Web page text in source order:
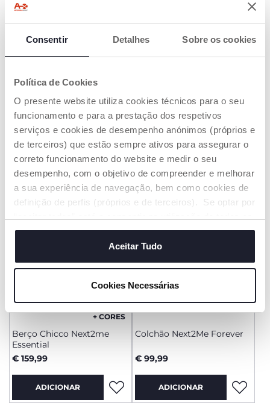
Consentir Detalhes Sobre os cookies
Política de Cookies
O presente website utiliza cookies técnicos para o seu
funcionamento e para a prestação dos respetivos
serviços e cookies de desempenho anónimos (próprios e
de terceiros) que estão sempre ativos para assegurar o
correto funcionamento do website e medir o seu
desempenho, com o objetivo de compreender e melhorar
a sua experiência de navegação, bem como cookies de
definição de perfis (próprios e de terceiros). Se optar por
cookies. Se quiser saber mais, alterar ou revogar o
consentimento de todos ou de alguns cookies, clique em
"mostrar detalhes". Ao fechar este aviso, está a
são necessários e essenciais para garantir o
funcionamento desta página.
Aceitar Tudo
Cookies Necessárias
+ CORES
Berço Chicco Next2Me
Armonia
€ 209,99
ADICIONAR
Berço Chicco Next2me
Essential
€ 159,99
ADICIONAR
+ CORES
Berço Chicco Next2me
Essential
€ 159,99
ADICIONAR
Colchão Next2Me Forever
€ 99,99
ADICIONAR